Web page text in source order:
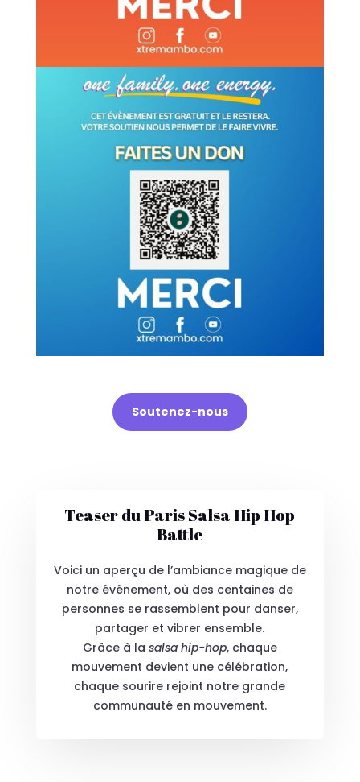
Soutenez-nous
Teaser du Paris Salsa Hip Hop
Battle
Voici un aperçu de l’ambiance magique de
notre événement, où des centaines de
personnes se rassemblent pour danser,
partager et vibrer ensemble.
Grâce à la salsa hip-hop, chaque
mouvement devient une célébration,
chaque sourire rejoint notre grande
communauté en mouvement.